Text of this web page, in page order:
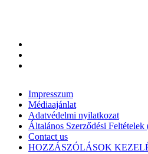
Impresszum
Médiaajánlat
Adatvédelmi nyilatkozat
Általános Szerződési Feltételek
Contact us
HOZZÁSZÓLÁSOK